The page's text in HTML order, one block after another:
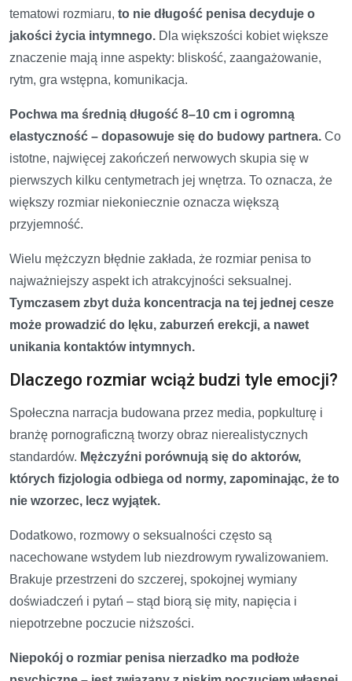
tematowi rozmiaru, to nie długość penisa decyduje o
jakości życia intymnego. Dla większości kobiet większe
znaczenie mają inne aspekty: bliskość, zaangażowanie,
rytm, gra wstępna, komunikacja.
Pochwa ma średnią długość 8–10 cm i ogromną
elastyczność – dopasowuje się do budowy partnera. Co
istotne, najwięcej zakończeń nerwowych skupia się w
pierwszych kilku centymetrach jej wnętrza. To oznacza, że
większy rozmiar niekoniecznie oznacza większą
przyjemność.
Wielu mężczyzn błędnie zakłada, że rozmiar penisa to
najważniejszy aspekt ich atrakcyjności seksualnej.
Tymczasem zbyt duża koncentracja na tej jednej cesze
może prowadzić do lęku, zaburzeń erekcji, a nawet
unikania kontaktów intymnych.
Dlaczego rozmiar wciąż budzi tyle emocji?
Społeczna narracja budowana przez media, popkulturę i
branżę pornograficzną tworzy obraz nierealistycznych
standardów. Mężczyźni porównują się do aktorów,
których fizjologia odbiega od normy, zapominając, że to
nie wzorzec, lecz wyjątek.
Dodatkowo, rozmowy o seksualności często są
nacechowane wstydem lub niezdrowym rywalizowaniem.
Brakuje przestrzeni do szczerej, spokojnej wymiany
doświadczeń i pytań – stąd biorą się mity, napięcia i
niepotrzebne poczucie niższości.
Niepokój o rozmiar penisa nierzadko ma podłoże